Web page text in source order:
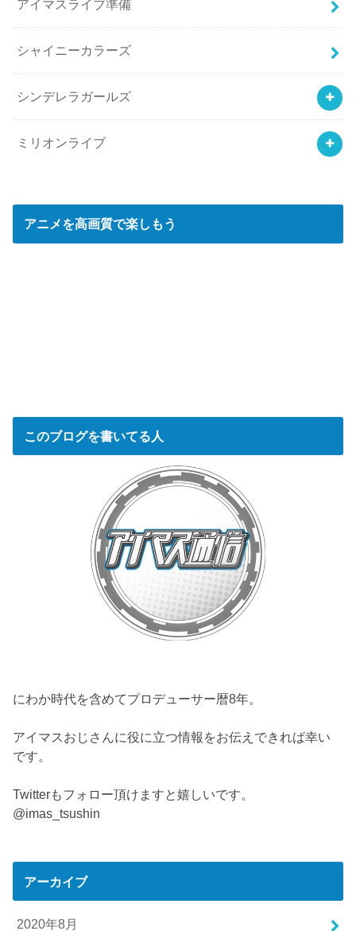
アイマスライブ準備
シャイニーカラーズ
シンデレラガールズ
ミリオンライブ
アニメを高画質で楽しもう
このブログを書いてる人
にわか時代を含めてプロデューサー暦8年。
アイマスおじさんに役に立つ情報をお伝えできれば幸い
です。
Twitterもフォロー頂けますと嬉しいです。
@imas_tsushin
アーカイブ
2020年8月